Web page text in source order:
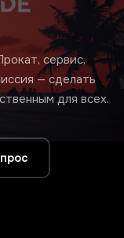
сервис,
— сделать
для всех.